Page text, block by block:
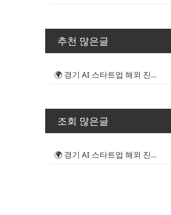
추천 많은글
🌍 경기 AI 스타트업 해외 진출 판...
조회 많은글
🌍 경기 AI 스타트업 해외 진출 판...